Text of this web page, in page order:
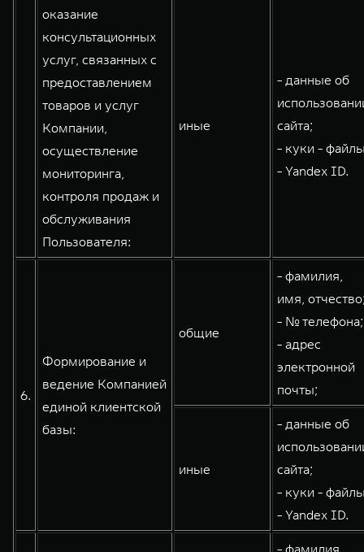
оказание
консультационных
услуг, связанных с
предоставлением
товаров и услуг
Компании,
осуществление
мониторинга,
контроля продаж и
обслуживания
Пользователя:
иные
- данные об
сайта;
- куки -
- Yandex ID.
6.
Формирование и
ведение Компанией
единой клиентской
базы:
общие
- фамилия,
имя,
- № телефона;
- адрес
электронной
почты;
иные
- данные об
сайта;
- куки -
- Yandex ID.
- фамилия,